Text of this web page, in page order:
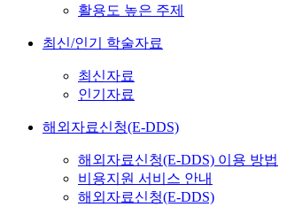
활용도 높은 주제
최신/인기 학술자료
최신자료
인기자료
해외자료신청(E-DDS)
해외자료신청(E-DDS) 이용 방법
비용지원 서비스 안내
해외자료신청(E-DDS)